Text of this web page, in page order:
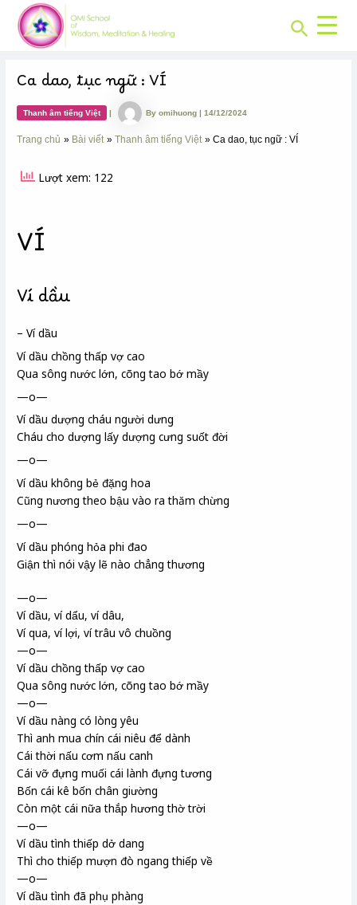
content
Search
Ca dao, tục ngữ : VÍ
Thanh âm tiếng Việt | Byomihuong|14/12/2024
Trang chủ Bài viết Thanh âm tiếng Việt Ca dao, tục ngữ : VÍ
Lượt xem: 122
VÍ
Ví dầu
– Ví dầu
Ví dầu chồng thấp vợ cao
Qua sông nước lớn, cõng tao bớ mầy
—o—
Ví dầu dượng cháu người dưng
Cháu cho dượng lấy dượng cưng suốt đời
—o—
Ví dầu không bẻ đặng hoa
Cũng nương theo bậu vào ra thăm chừng
—o—
Ví dầu phóng hỏa phi đao
Giận thì nói vậy lẽ nào chẳng thương
—o—
Ví dầu, ví dẩu, ví dâu,
Ví qua, ví lợi, vítrâu vô chuồng
—o—
Ví dầu chồng thấp vợ cao
Qua sông nước lớn, cõng tao bớ mầy
—o—
Ví dầu nàng có lòng yêu
Thì anh mua chín cái niêu để dành
Cái thời nấu cơm nấu canh
Cái vỡ đựng muối cái lành đựng tương
Bốn cái kê bốn chân giường
Còn một cái nữa thắp hương thờ trời
—o—
Ví dầu tình thiếp dở dang
Thì cho thiếp mượn đò ngang thiếp về
—o—
Ví dầu tình đã phụ phàng
Post
navigation
CHUYÊN
MỤC: